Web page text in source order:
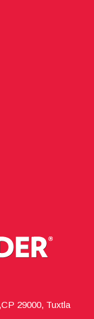
29000, Tuxtla